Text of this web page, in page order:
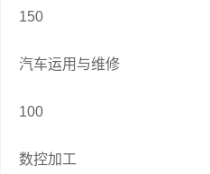
150
汽车运用与维修
100
数控加工